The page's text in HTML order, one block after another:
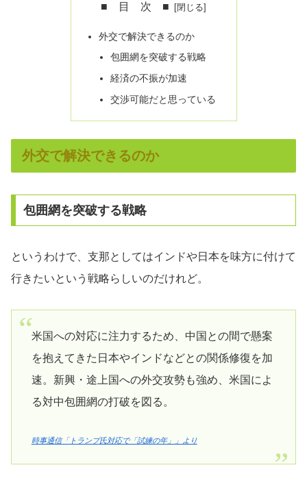
■ 目 次 ■
外交で解決できるのか
包囲網を突破する戦略
経済の不振が加速
交渉可能だと思っている
外交で解決できるのか
包囲網を突破する戦略
というわけで、支那としてはインドや日本を味方に付けて
行きたいという戦略らしいのだけれど。
米国への対応に注力するため、中国との間で懸案
を抱えてきた日本やインドなどとの関係修復を加
速。新興・途上国への外交攻勢も強め、米国によ
る対中包囲網の打破を図る。
時事通信「トランプ氏対応で「試練の年」」より